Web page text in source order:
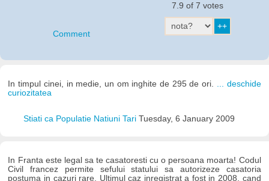
Comment
7.9 of 7 votes
In timpul cinei, in medie, un om inghite de 295 de ori. ... deschide
curiozitatea
Stiati ca Populatie Natiuni Tari Tuesday, 6 January 2009
In Franta este legal sa te casatoresti cu o persoana moarta! Codul
Civil francez permite sefului statului sa autorizeze casatoria
postuma in cazuri rare. Ultimul caz inregistrat a fost in 2008, cand